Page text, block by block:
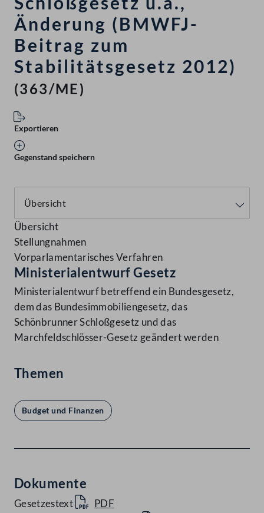
Änderung (BMWFJ-
Beitrag zum
Stabilitätsgesetz 2012)
(363/ME)
Exportieren
Gegenstand speichern
Übersicht
Stellungnahmen
Vorparlamentarisches Verfahren
Ministerialentwurf Gesetz
Ministerialentwurf betreffend ein Bundesgesetz,
dem das Bundesimmobiliengesetz, das
Schönbrunner Schloßgesetz und das
Marchfeldschlösser-Gesetz geändert werden
Themen
Budget und Finanzen
Dokumente
Gesetzestext
PDF